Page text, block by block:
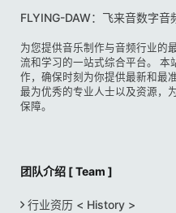
FLYING-DAW：飞来音数字音
为您提供音乐制作与音频行业的
流和学习的一站式综合平台。
作，确保时刻为你提供最新和最
最为优秀的专业人士以及资源，
保障。
团队介绍 [ Team ]
行业资历 < History >